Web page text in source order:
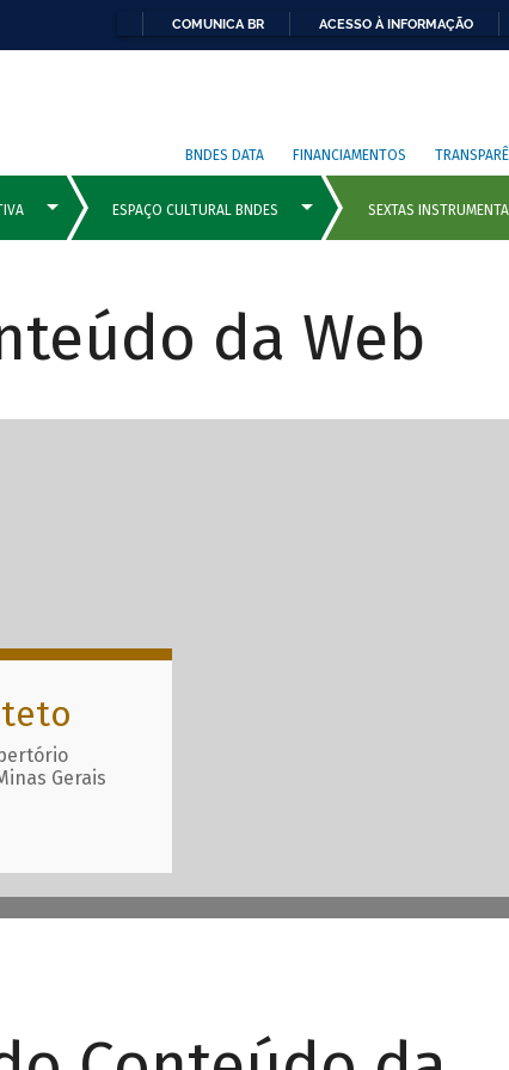
COMUNICA BR ACESSO À INFORMAÇÃO
BNDES DATA FINANCIAMENTOS
da Web
com
Gerais